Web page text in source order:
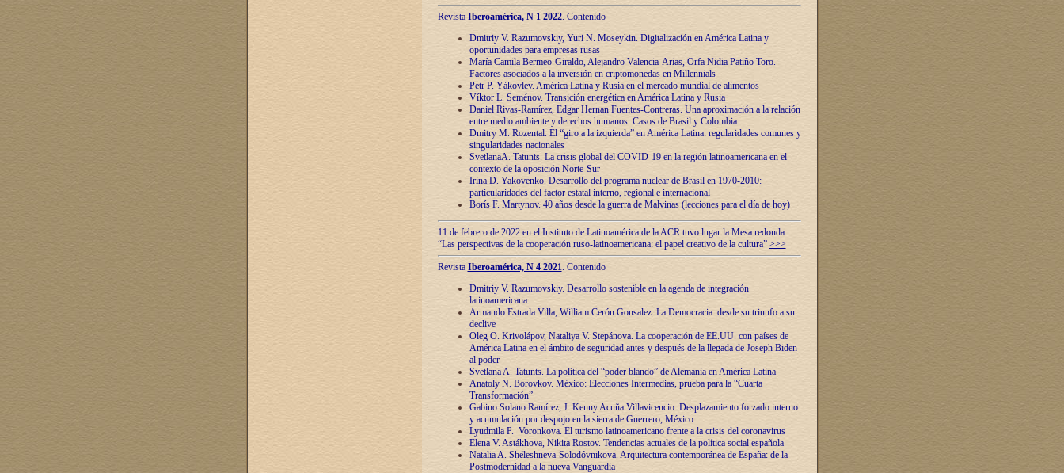
Revista Iberoamérica, N 1 2022. Contenido
Dmitriy V. Razumovskiy, Yuri N. Moseykin. Digitalización en América Latina y
oportunidades para empresas rusas
María Camila Bermeo-Giraldo, Alejandro Valencia-Arias, Orfa Nidia Patiño Toro.
Factores asociados a la inversión en criptomonedas en Millennials
Petr P. Yákovlev. América Latina y Rusia en el mercado mundial de alimentos
Víktor L. Seménov. Transición energética en América Latina y Rusia
Daniel Rivas-Ramírez, Edgar Hernan Fuentes-Contreras. Una aproximación a la relación
entre medio ambiente y derechos humanos. Casos de Brasil y Colombia
Dmitry M. Rozental. El “giro a la izquierda” en América Latina: regularidades comunes y
singularidades nacionales
SvetlanaA. Tatunts. La crisis global del COVID-19 en la región latinoamericana en el
contexto de la oposición Norte-Sur
Irina D. Yakovenko. Desarrollo del programa nuclear de Brasil en 1970-2010:
particularidades del factor estatal interno, regional e internacional
Borís F. Martynov. 40 años desde la guerra de Malvinas (lecciones para el día de hoy)
11 de febrero de 2022 en el Instituto de Latinoamérica de la ACR tuvo lugar la Mesa redonda
“Las perspectivas de la cooperación ruso-latinoamericana: el papel creativo de la cultura” >>>
Revista Iberoamérica, N 4 2021. Contenido
Dmitriy V. Razumovskiy. Desarrollo sostenible en la agenda de integración
latinoamericana
Armando Estrada Villa, William Cerón Gonsalez. La Democracia: desde su triunfo a su
declive
Oleg O. Krivolápov, Nataliya V. Stepánova. La cooperación de EE.UU. con países de
América Latina en el ámbito de seguridad antes y después de la llegada de Joseph Biden
al poder
Svetlana A. Tatunts. La política del “poder blando” de Alemania en América Latina
Anatoly N. Borovkov. México: Elecciones Intermedias, prueba para la “Cuarta
Transformación”
Gabino Solano Ramírez, J. Kenny Acuña Villavicencio. Desplazamiento forzado interno
y acumulación por despojo en la sierra de Guerrero, México
Lyudmila P. Voronkova. El turismo latinoamericano frente a la crisis del coronavirus
Elena V. Astákhova, Nikita Rostov. Tendencias actuales de la política social española
Natalia A. Shéleshneva-Solodóvnikova. Arquitectura contemporánea de España: de la
Postmodernidad a la nueva Vanguardia